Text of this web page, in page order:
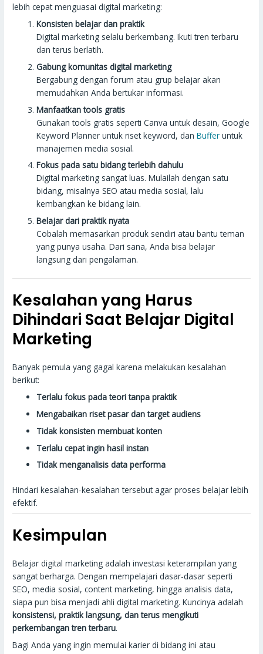
lebih cepat menguasai digital marketing:
Konsisten belajar dan praktik
Digital marketing selalu berkembang. Ikuti tren terbaru
dan terus berlatih.
Gabung komunitas digital marketing
Bergabung dengan forum atau grup belajar akan
memudahkan Anda bertukar informasi.
Manfaatkan tools gratis
Gunakan tools gratis seperti Canva untuk desain, Google
Keyword Planner untuk riset keyword, danBuffer untuk
manajemen media sosial.
Fokus pada satu bidang terlebih dahulu
Digital marketing sangat luas. Mulailah dengan satu
bidang, misalnya SEO atau media sosial, lalu
kembangkan ke bidang lain.
Belajar dari praktik nyata
Cobalah memasarkan produk sendiri atau bantu teman
yang punya usaha. Dari sana, Anda bisa belajar
langsung dari pengalaman.
Kesalahan yang Harus
Dihindari Saat Belajar Digital
Marketing
Banyak pemula yang gagal karena melakukan kesalahan
berikut:
Terlalu fokus pada teori tanpa praktik
Mengabaikan riset pasar dan target audiens
Tidak konsisten membuat konten
Terlalu cepat ingin hasil instan
Tidak menganalisis data performa
Hindari kesalahan-kesalahan tersebut agar proses belajar lebih
efektif.
Kesimpulan
Belajar digital marketing adalah investasi keterampilan yang
sangat berharga. Dengan mempelajari dasar-dasar seperti
SEO, media sosial, content marketing, hingga analisis data,
siapa pun bisa menjadi ahli digital marketing. Kuncinya adalah
konsistensi, praktik langsung, dan terus mengikuti
perkembangan tren terbaru.
Bagi Anda yang ingin memulai karier di bidang ini atau